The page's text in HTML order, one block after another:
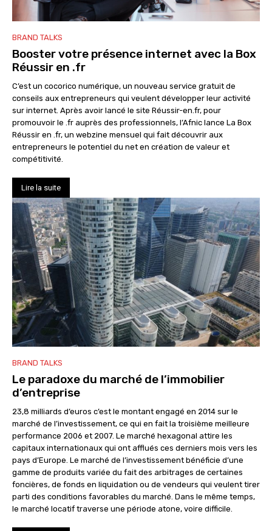
BRAND TALKS
Booster votre présence internet avec la Box
Réussir en .fr
C’est un cocorico numérique, un nouveau service gratuit de
conseils aux entrepreneurs qui veulent développer leur activité
sur internet. Après avoir lancé le site Réussir-en.fr, pour
promouvoir le .fr auprès des professionnels, l’Afnic lance La Box
Réussir en .fr, un webzine mensuel qui fait découvrir aux
entrepreneurs le potentiel du net en création de valeur et
compétitivité.
Lire la suite
BRAND TALKS
Le paradoxe du marché de l’immobilier
d’entreprise
23,8 milliards d’euros c’est le montant engagé en 2014 sur le
marché de l’investissement, ce qui en fait la troisième meilleure
performance 2006 et 2007. Le marché hexagonal attire les
capitaux internationaux qui ont afflués ces derniers mois vers les
pays d’Europe. Le marché de l’investissement bénéficie d’une
gamme de produits variée du fait des arbitrages de certaines
foncières, de fonds en liquidation ou de vendeurs qui veulent tirer
parti des conditions favorables du marché. Dans le même temps,
le marché locatif traverse une période atone, voire difficile.